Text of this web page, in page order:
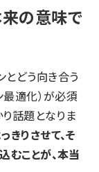
来の意味で
どう向き合う
最適化）が必須
り話題となりま
りさせて、そ
むことが、本当